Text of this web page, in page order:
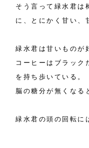
そう言って緑水君は
に、とにかく甘い、
緑水君は甘いものが
コーヒーはブラック
を持ち歩いている。
脳の糖分が無くなる
緑水君の頭の回転に